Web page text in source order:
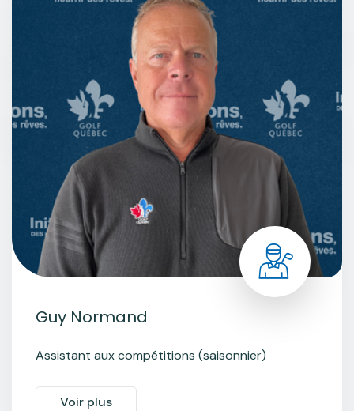
Guy Normand
Assistant aux compétitions (saisonnier)
Voir plus